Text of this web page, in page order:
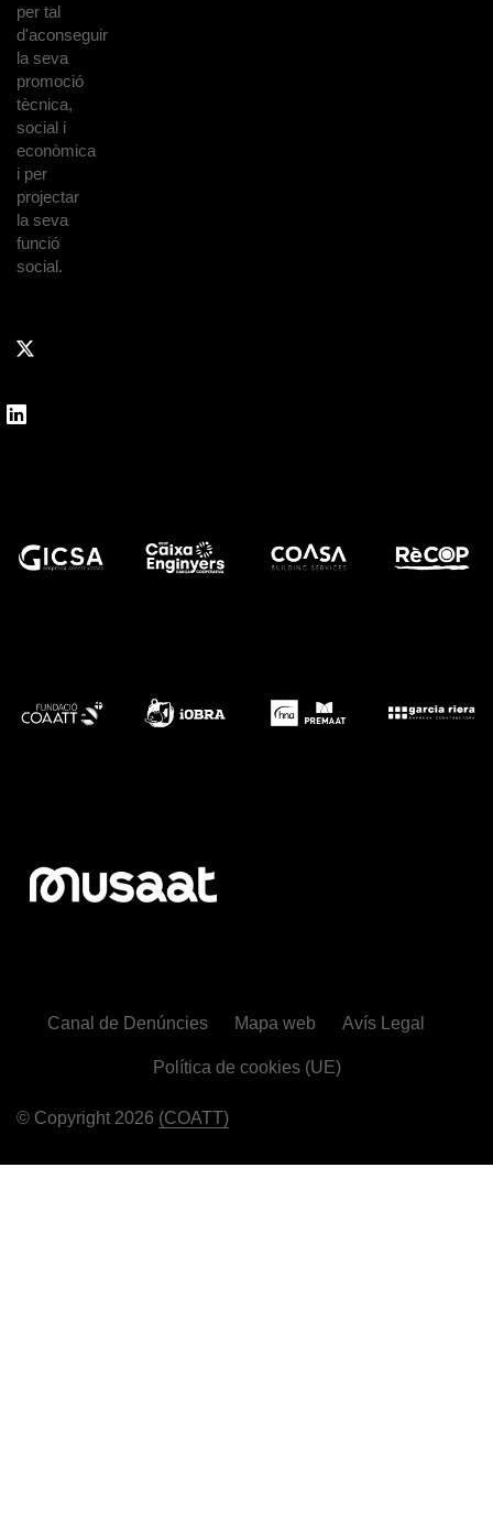
per tal
d'aconseguir
la seva
promoció
tècnica,
social i
econòmica
i per
projectar
la seva
funció
social.
© Copyright 2026 (COATT)
Canal de Denúncies Mapa web Avís Legal
Política de cookies (UE)